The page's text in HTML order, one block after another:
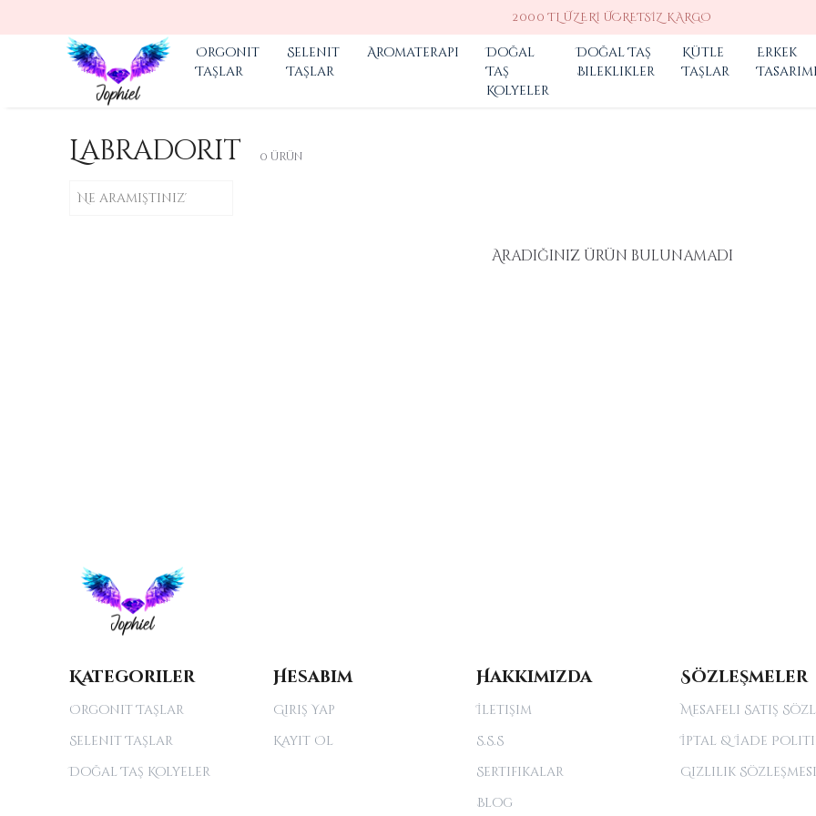
Orgonit
Taşlar
Selenit
Taşlar
Aromaterapi
Doğal
Taş
Kolyeler
Doğal Taş
Bileklikler
Kütle
Taşlar
Erkek
Labradorit 0 ürün
Aradığınız ürün bulunamadı
Kategoriler
Orgonit Taşlar
Selenit Taşlar
Doğal Taş Kolyeler
Hesabım
Giriş Yap
Kayıt Ol
Hakkımızda
İletişim
S.S.S
Sertifikalar
Blog
Sözleşmeler
Mesafeli Satış
İptal & İade
Gizlilik Sözleşmesi